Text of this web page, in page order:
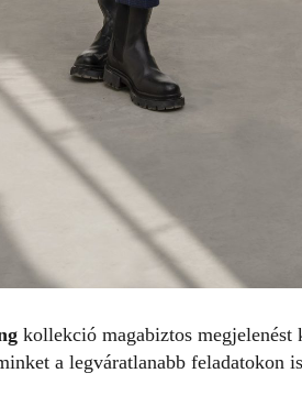
kollekció magabiztos
a legváratlanabb feladatokon